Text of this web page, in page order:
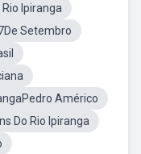
Ipiranga
Setembro
Américo
Do Rio Ipiranga